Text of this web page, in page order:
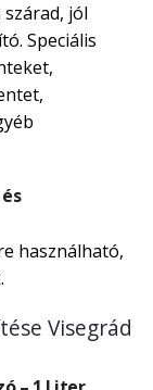
jól
Speciális
használható,
Visegrád